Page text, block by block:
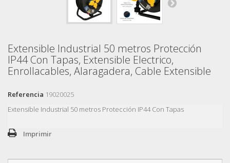
Extensible Industrial 50 metros Protección
IP44 Con Tapas, Extensible Electrico,
Enrollacables, Alaragadera, Cable Extensible
Referencia 19020025
Extensible Industrial 50 metros Protección IP44 Con Tapas
Imprimir